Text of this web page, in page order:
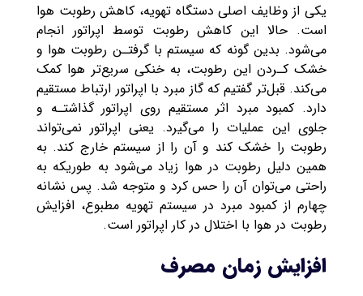
یکی از وظایف اصلی دستگاه تهویه، کاهش رطوبت هوا
است. حالا این کاهش رطوبت توسط اپراتور انجام
می‌شود. بدین گونه که سیستم با گرفتـن رطوبت هوا و
خشک کـردن این رطوبت، به خنکی سریع‌تر هوا کمک
می‌کند. قبل‌تر گفتیم که گاز مبرد با اپراتور ارتباط مستقیم
دارد. کمبود مبرد اثر مستقیم روی اپراتور گذاشتـه و
جلوی این عملیات را می‌گیرد. یعنی اپراتور نمی‌تواند
رطوبت را خشک کند و آن را از سیستم خارج کند. به
همین دلیل رطوبت در هوا زیاد می‌شود به طوریکه به
راحتی می‌توان آن را حس کرد و متوجه شد. پس نشانه
چهارم از کمبود مبرد در سیستم تهویه مطبوع، افزایش
رطوبت در هوا با اختلال در کار اپراتور است.
افزایش زمان مصرف